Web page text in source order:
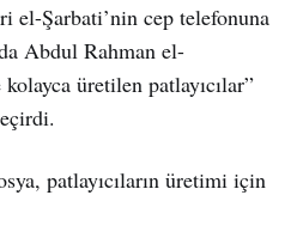
el-Şarbati’nin cep telefonuna
Abdul Rahman el-
üretilen patlayıcılar”
patlayıcıların üretimi için